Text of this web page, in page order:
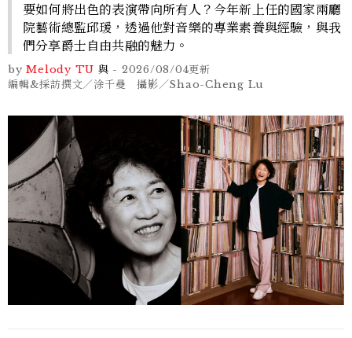
要如何將出色的表演帶向所有人？今年新上任的國家兩廳
院藝術總監邱瑗，透過他對音樂的專業素養與經驗，與我
們分享爵士自由共融的魅力。
by Melody TU 與 - 2026/08/04更新
編輯&採訪撰文／涂千曼 攝影／Shao-Cheng Lu